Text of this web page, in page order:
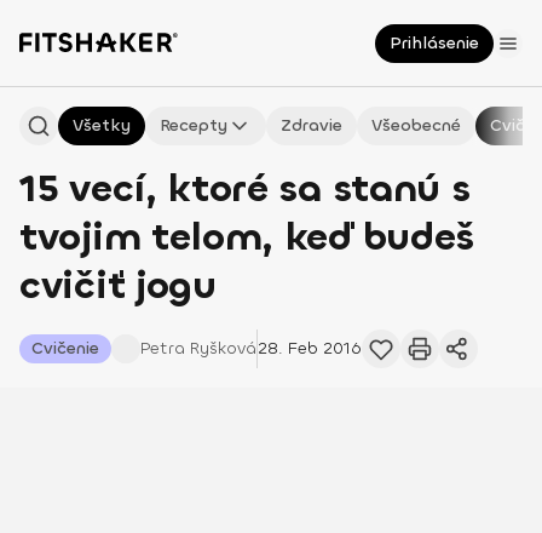
Prihlásenie
Všetky Recepty Zdravie Všeobecné
15 vecí, ktoré sa stanú s
tvojim telom, keď budeš
cvičiť jogu
Cvičenie Petra Ryšková28. Feb 2016